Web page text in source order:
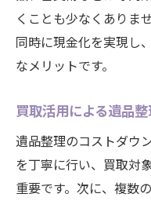
くことも少なくありま
同時に現金化を実現し
なメリットです。
買取活用による遺品
遺品整理のコストダウ
を丁寧に行い、買取対
重要です。次に、複数